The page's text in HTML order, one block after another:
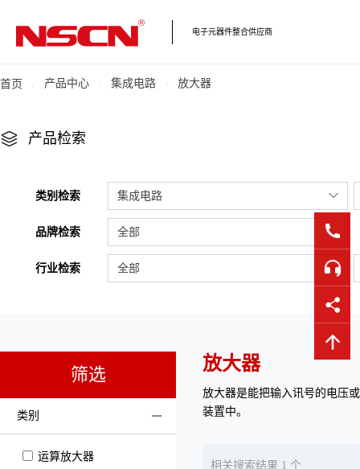
电子元器件整合供应商
首页 产品中心 集成电路 放大器
产品检索
类别检索 集成电路
品牌检索 全部
行业检索 全部
筛选
类别
运算放大器
放大器
放大器是能把输入讯号的电压
装置中。
相关搜索结果 1 个